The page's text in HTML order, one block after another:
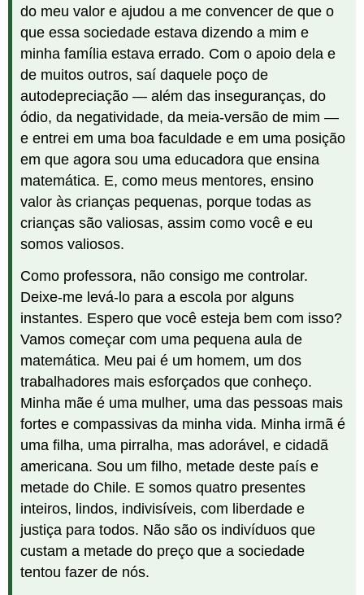
do meu valor e ajudou a me convencer de que o
que essa sociedade estava dizendo a mim e
minha família estava errado. Com o apoio dela e
de muitos outros, saí daquele poço de
autodepreciação — além das inseguranças, do
ódio, da negatividade, da meia-versão de mim —
e entrei em uma boa faculdade e em uma posição
em que agora sou uma educadora que ensina
matemática. E, como meus mentores, ensino
valor às crianças pequenas, porque todas as
crianças são valiosas, assim como você e eu
somos valiosos.
Como professora, não consigo me controlar.
Deixe-me levá-lo para a escola por alguns
instantes. Espero que você esteja bem com isso?
Vamos começar com uma pequena aula de
matemática. Meu pai é um homem, um dos
trabalhadores mais esforçados que conheço.
Minha mãe é uma mulher, uma das pessoas mais
fortes e compassivas da minha vida. Minha irmã é
uma filha, uma pirralha, mas adorável, e cidadã
americana. Sou um filho, metade deste país e
metade do Chile. E somos quatro presentes
inteiros, lindos, indivisíveis, com liberdade e
justiça para todos. Não são os indivíduos que
custam a metade do preço que a sociedade
tentou fazer de nós.